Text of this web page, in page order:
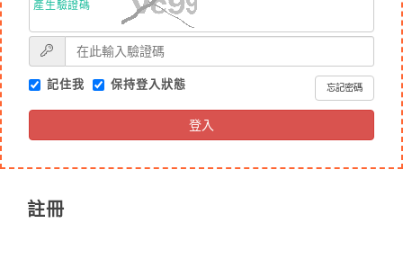
產生驗證碼
記住我 保持登入狀態 忘記密碼
登入
註冊